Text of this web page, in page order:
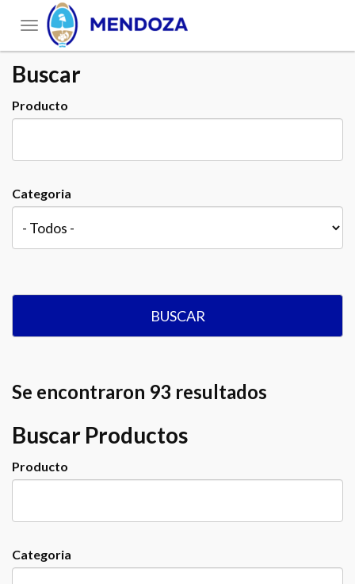
Toggle
navigation
Buscar
Producto
Categoria
BUSCAR
Se encontraron 93 resultados
Buscar Productos
Producto
Categoria